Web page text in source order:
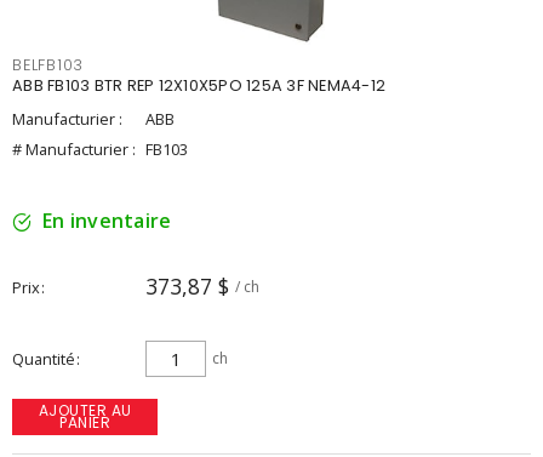
BELFB103
ABB FB103 BTR REP 12X10X5PO 125A 3F NEMA4-12
Manufacturier :
ABB
# Manufacturier : FB103
En inventaire
Prix 373,87 $ / ch
Quantité ch
AJOUTER AU
PANIER